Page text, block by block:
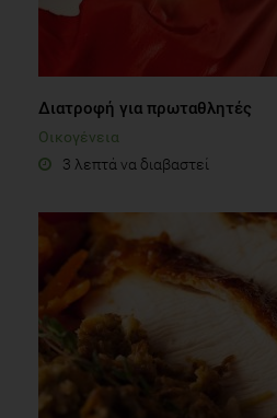
Διατροφή για πρωταθλητές
Οικογένεια
3 λεπτά να διαβαστεί